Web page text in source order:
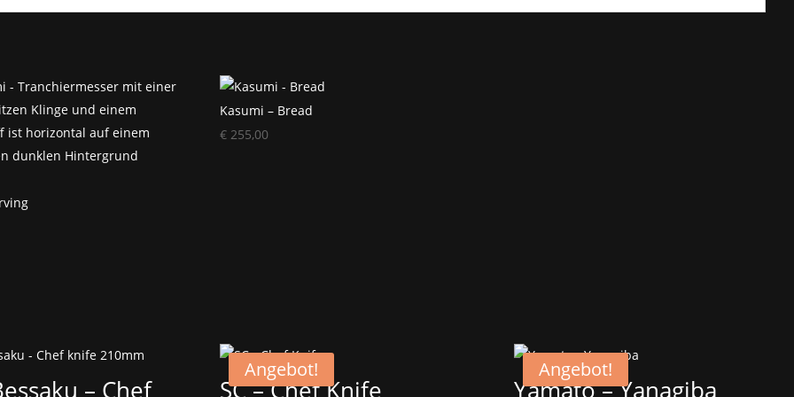
Kasumi – Bread
€ 255,00
– Chef
Angebot!
SC – Chef Knife
Angebot!
Yamato – Yanagiba